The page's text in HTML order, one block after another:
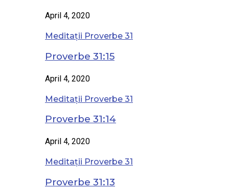
April 4, 2020
Meditații Proverbe 31
Proverbe 31:15
April 4, 2020
Meditații Proverbe 31
Proverbe 31:14
April 4, 2020
Meditații Proverbe 31
Proverbe 31:13